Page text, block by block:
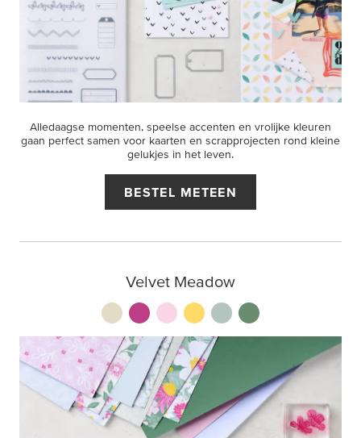
Alledaagse momenten, speelse accenten en vrolijke kleuren
gaan perfect samen voor kaarten en scrapprojecten rond kleine
gelukjes in het leven.
BESTEL METEEN
Velvet Meadow